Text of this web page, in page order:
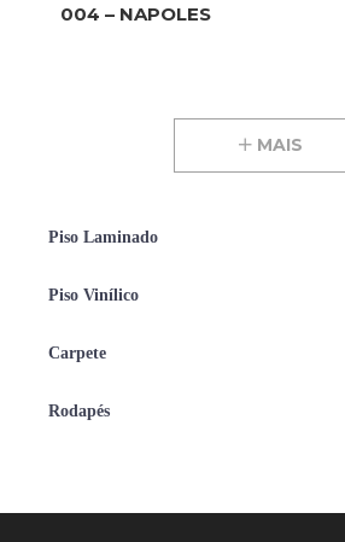
004 – NAPOLES
MAIS
Piso Laminado
Piso Vinílico
Carpete
Rodapés